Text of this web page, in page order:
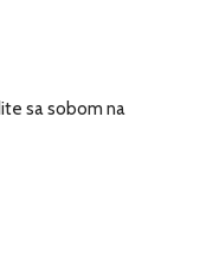
sa sobom na